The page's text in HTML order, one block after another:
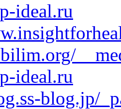
ideal.ru
ideal.ru
blog.jp/